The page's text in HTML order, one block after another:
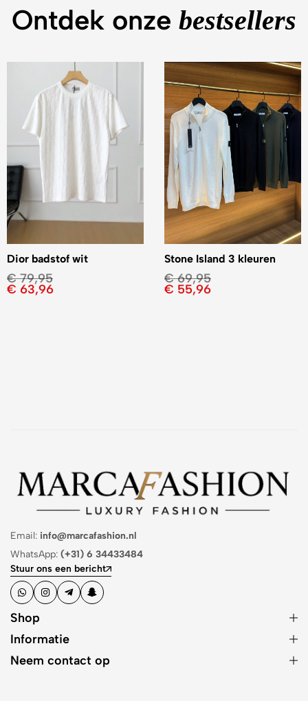
Ontdek onze bestsellers
Dior badstof wit
€79,95
€ 63,96
Stone Island 3 kleuren
€69,95
€ 55,96
Email: info@marcafashion.nl
WhatsApp: (+31) 6 34433484
Stuur ons een bericht
Shop
Informatie
Neem contact op